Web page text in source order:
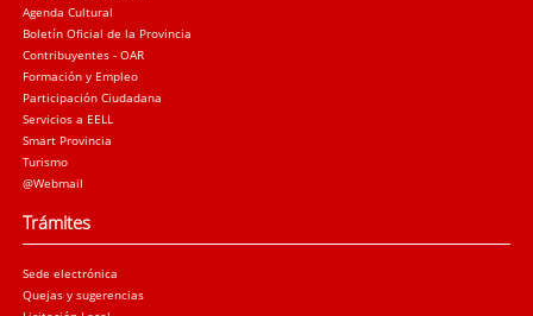
Agenda Cultural
Boletín Oficial de la Provincia
Contribuyentes - OAR
Formación y Empleo
Participación Ciudadana
Servicios a EELL
Smart Provincia
Turismo
@Webmail
Trámites
Sede electrónica
Quejas y sugerencias